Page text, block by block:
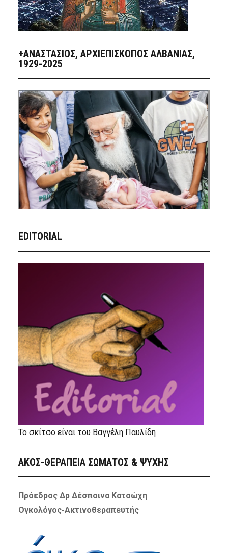
+ΑΝΑΣΤΆΣΙΟΣ, ΑΡΧΙΕΠΊΣΚΟΠΟΣ ΑΛΒΑΝΊΑΣ,
1929-2025
EDITORIAL
Το σκίτσο είναι του Βαγγέλη Παυλίδη
ΑΚΟΣ-ΘΕΡΑΠΕΙΑ ΣΩΜΑΤΟΣ & ΨΥΧΗΣ
Πρόεδρος Δρ Δέσποινα Κατσώχη
Ογκολόγος-Ακτινοθεραπευτής